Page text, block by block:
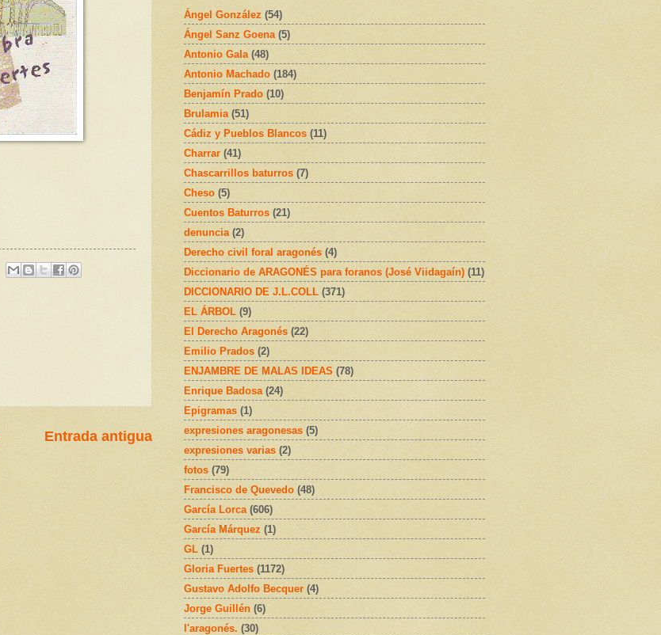
Entrada antigua
Ángel González (54)
Ángel Sanz Goena (5)
Antonio Gala (48)
Antonio Machado (184)
Benjamín Prado (10)
Brulamia (51)
Cádiz y Pueblos Blancos (11)
Charrar (41)
Chascarrillos baturros (7)
Cheso (5)
Cuentos Baturros (21)
denuncia (2)
Derecho civil foral aragonés (4)
Diccionario de ARAGONÉS para foranos (José Viidagaín) (11)
DICCIONARIO DE J.L.COLL (371)
EL ÁRBOL (9)
El Derecho Aragonés (22)
Emilio Prados (2)
ENJAMBRE DE MALAS IDEAS (78)
Enrique Badosa (24)
Epigramas (1)
expresiones aragonesas (5)
expresiones varias (2)
fotos (79)
Francisco de Quevedo (48)
García Lorca (606)
García Márquez (1)
GL (1)
Gloria Fuertes (1172)
Gustavo Adolfo Becquer (4)
Jorge Guillén (6)
l'aragonés. (30)